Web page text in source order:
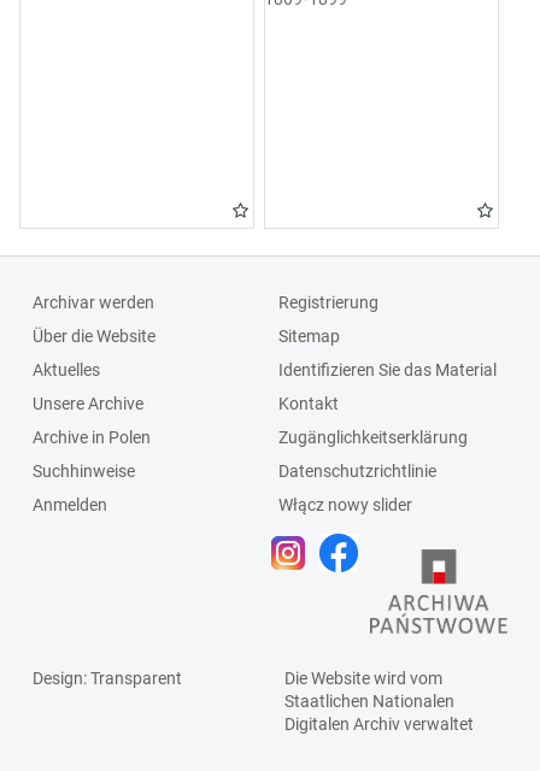
Archivar werden
Über die Website
Aktuelles
Unsere Archive
Archive in Polen
Suchhinweise
Anmelden
Registrierung
Sitemap
Identifizieren Sie das Material
Kontakt
Zugänglichkeitserklärung
Datenschutzrichtlinie
Włącz nowy slider
Design: Transparent
Die Website wird vom
Staatlichen Nationalen
Digitalen Archivverwaltet